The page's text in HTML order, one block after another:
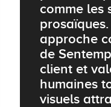
comme les
approche
de
client et
humaines
visuels